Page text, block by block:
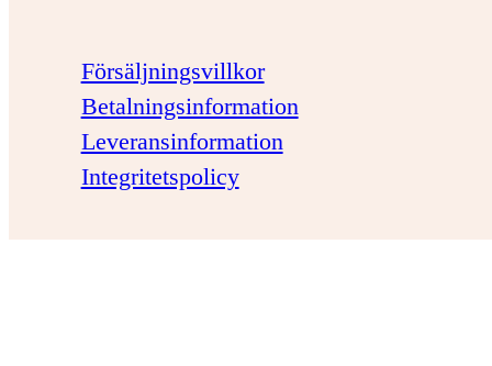
Försäljningsvillkor
Betalningsinformation
Leveransinformation
Integritetspolicy